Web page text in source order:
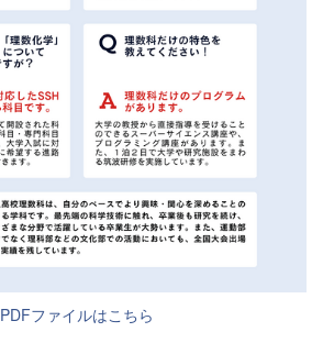
PDFファイルはこちら